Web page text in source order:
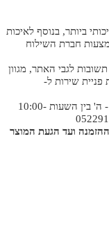
ביותר, בנוסף לאיכות
חברת השילוח
לגבי האתר, מגוון
שירות ל-
מוקד השירות למענה טלפוני אנושי פעיל בימים א' - ה' בין השעות 10:00-
ועד הגעת המוצר